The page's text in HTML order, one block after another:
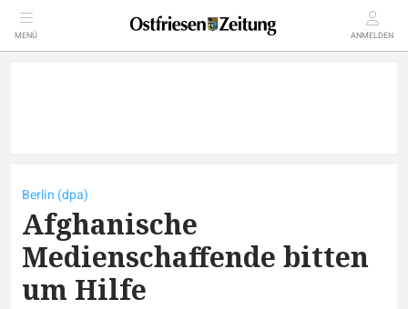
MENÜ ANMELDEN
Berlin (dpa)
Afghanische
Medienschaffende bitten
um Hilfe